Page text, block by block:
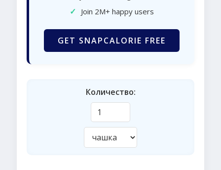
✓ Join 2M+ happy users
GET SNAPCALORIE FREE
Количество: